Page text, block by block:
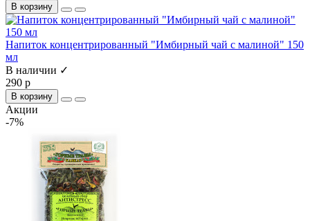
В корзину
Напиток концентрированный "Имбирный чай с малиной" 150
мл
В наличии ✓
290 р
В корзину
Акции
-7%